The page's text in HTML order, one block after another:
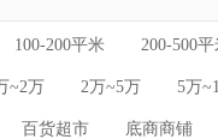
100-200平米 200-500
~2万 2万~5万 5万
百货超市 底商商铺